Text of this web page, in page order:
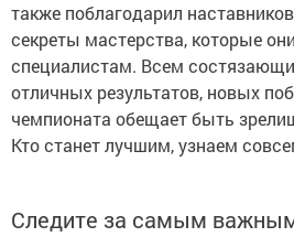
также поблагодарил
секреты мастерства, которые
специалистам. Всем
отличных результатов, новых
чемпионата обещает быть
Кто станет лучшим, узнаем
Следите за самым